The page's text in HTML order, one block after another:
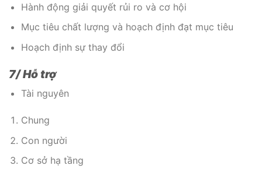
Hành động giải quyết rủi ro và cơ hội
Mục tiêu chất lượng và hoạch định đạt mục tiêu
Hoạch định sự thay đổi
7/ Hỗ trợ
Tài nguyên
Chung
Con người
Cơ sở hạ tầng